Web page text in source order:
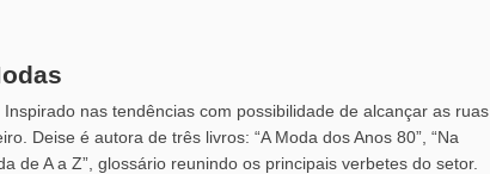
nas tendências com possibilidade de alcançar as ruas
Deise é autora de três livros: “A Moda dos Anos 80”, “Na
de A a Z”, glossário reunindo os principais verbetes do setor.